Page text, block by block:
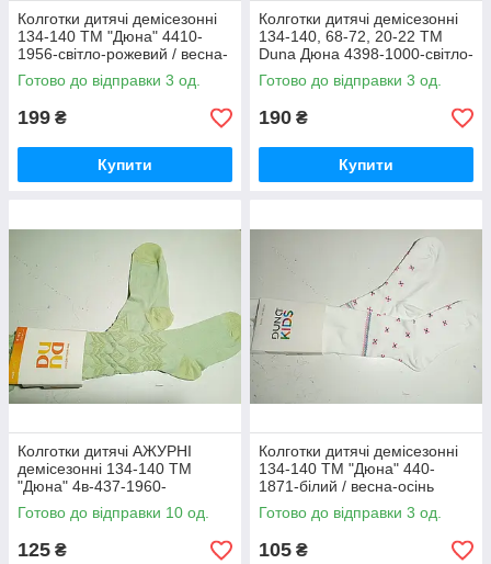
Колготки дитячі демісезонні
134-140 ТМ "Дюна" 4410-
1956-світло-рожевий / весна-
осінь
Готово до відправки 3 од.
199 ₴
Купити
Колготки дитячі демісезонні
134-140, 68-72, 20-22 ТМ
Duna Дюна 4398-1000-світло-
сірий / весна-осінь
Готово до відправки 3 од.
190 ₴
Купити
Колготки дитячі АЖУРНІ
демісезонні 134-140 ТМ
"Дюна" 4в-437-1960-
салатовий / весна-осінь
Готово до відправки 10 од.
125 ₴
Колготки дитячі демісезонні
134-140 ТМ "Дюна" 440-
1871-білий / весна-осінь
Готово до відправки 3 од.
105 ₴